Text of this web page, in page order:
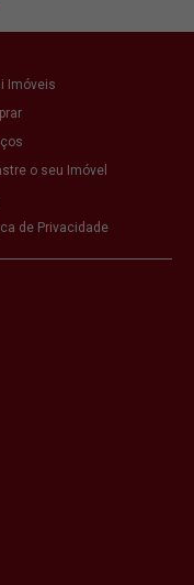
Imóveis
o seu Imóvel
de Privacidade